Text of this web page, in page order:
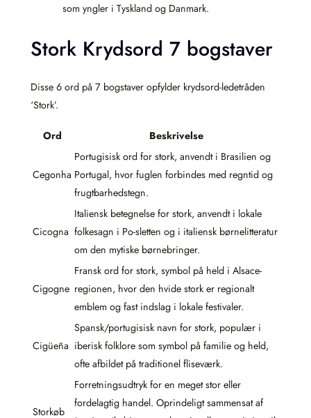
som yngler i Tyskland og Danmark.
Stork Krydsord 7 bogstaver
Disse 6 ord på 7 bogstaver opfylder krydsord-ledetråden
‘Stork’.
Ord Beskrivelse
Cegonha
Portugisisk ord for stork, anvendt i Brasilien og
Portugal, hvor fuglen forbindes med regntid og
frugtbarhedstegn.
Cicogna
Italiensk betegnelse for stork, anvendt i lokale
folkesagn i Po-sletten og i italiensk børnelitteratur
om den mytiske børnebringer.
Cigogne
Fransk ord for stork, symbol på held i Alsace-
regionen, hvor den hvide stork er regionalt
emblem og fast indslag i lokale festivaler.
Cigüeña
Spansk/portugisisk navn for stork, populær i
iberisk folklore som symbol på familie og held,
ofte afbildet på traditionel fliseværk.
Storkøb
Forretningsudtryk for en meget stor eller
fordelagtig handel. Oprindeligt sammensat af